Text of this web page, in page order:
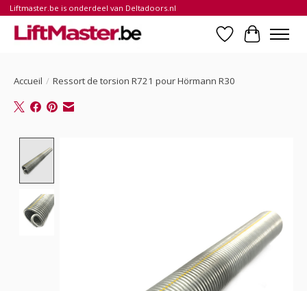
Liftmaster.be is onderdeel van Deltadoors.nl
Liste dePanier
Accueil / Ressort de torsion R721 pour Hörmann R30